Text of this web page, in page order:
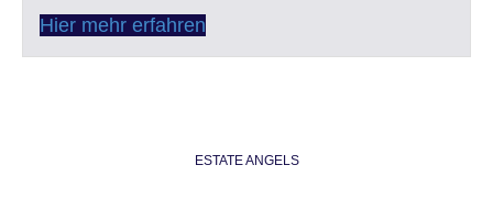
Hier mehr erfahren
ESTATE ANGELS